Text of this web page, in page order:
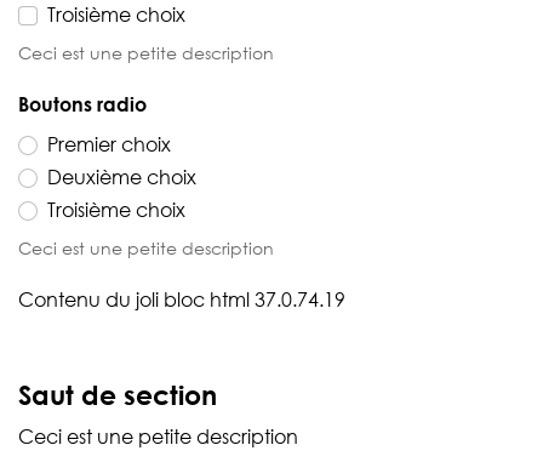
Troisième choix
Ceci est une petite description
Boutons radio
Premier choix
Deuxième choix
Troisième choix
Ceci est une petite description
Contenu du joli bloc html 37.0.74.19
Saut de section
Ceci est une petite description